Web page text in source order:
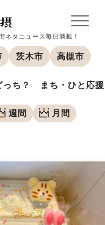
ネタニュース毎日満載！
茨木市 高槻市
ち？ まち・ひと応援
週間 月間